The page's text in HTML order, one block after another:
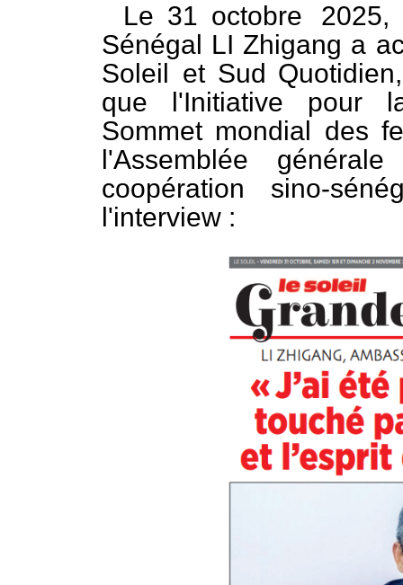
Le 31 octobre
Sénégal LI Zhigang a
Soleil et Sud
que l'Initiative pour
Sommet mondial des
l'Assemblée
coopération sino-
l'interview :